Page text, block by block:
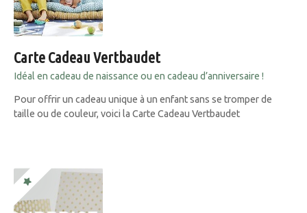
Carte Cadeau Vertbaudet
Idéal en cadeau de naissance ou en cadeau d’anniversaire !
Pour offrir un cadeau unique à un enfant sans se tromper de
taille ou de couleur, voici la Carte Cadeau Vertbaudet